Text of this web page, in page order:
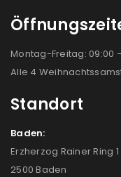
Montag-Freitag: 09:00
Alle 4
Standort
Baden:
Erzherzog Rainer Ring 1
2500 Baden